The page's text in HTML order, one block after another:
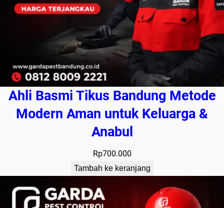
Ahli Basmi Tikus Bandung Metode
Modern Aman untuk Keluarga &
Anabul
Rp700.000
Tambah ke keranjang